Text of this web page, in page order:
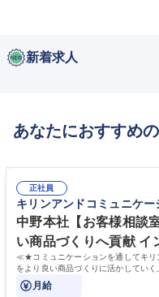
新着求人
あなたにおすすめ
正社員
キリンアンドコミュニケ
中野本社【お客様相談
い商品づくりへ貢献 イ
≪★コミュニケーションを通してキ
をより良い商品づくりに活かしてい
月給